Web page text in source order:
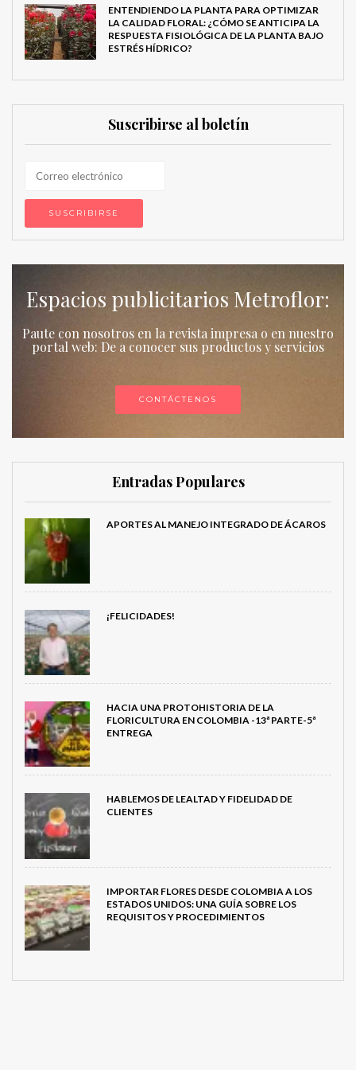
ENTENDIENDO LA PLANTA PARA OPTIMIZAR
LA CALIDAD FLORAL: ¿CÓMO SE ANTICIPA LA
RESPUESTA FISIOLÓGICA DE LA PLANTA BAJO
ESTRÉS HÍDRICO?
Suscribirse al boletín
Espacios publicitarios Metroflor:
Paute con nosotros en la revista impresa o en nuestro
portal web: De a conocer sus productos y servicios
CONTÁCTENOS
Entradas Populares
APORTES AL MANEJO INTEGRADO DE ÁCAROS
¡FELICIDADES!
HACIA UNA PROTOHISTORIA DE LA
FLORICULTURA EN COLOMBIA -13ª PARTE-5ª
ENTREGA
HABLEMOS DE LEALTAD Y FIDELIDAD DE
CLIENTES
IMPORTAR FLORES DESDE COLOMBIA A LOS
ESTADOS UNIDOS: UNA GUÍA SOBRE LOS
REQUISITOS Y PROCEDIMIENTOS